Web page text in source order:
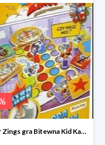
Super Zings gra Bitewna Kid Kazom w super cenie w Empiku Premium